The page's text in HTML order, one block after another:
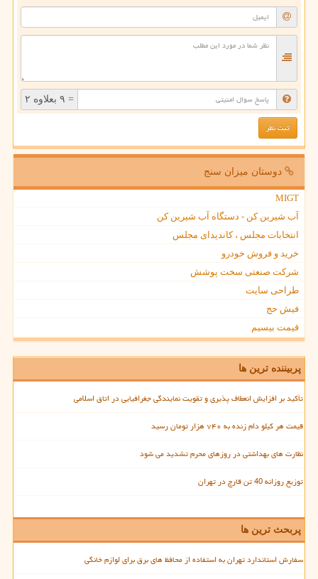
= ۹ بعلاوه ۲
دوستان میزان سنج
MIGT
آب شیرین کن - دستگاه آب شیرین کن
انتخابات مجلس ، کاندیدای مجلس
خرید و فروش خودرو
شرکت صنعتی سخت پوشش
طراحی سایت
فیش حج
قیمت بیسیم
پربیننده ترین ها
تأکید بر افزایش انعطاف پذیری و تقویت نمایندگی جغرافیایی در اتاق اسلامی
قیمت هر کیلو دام زنده به ۷۴۰ هزار تومان رسید
نظارت های بهداشتی در روزهای محرم تشدید می شود
توزیع روزانه 40 تن قارچ در تهران
پربحث ترین ها
سفارش استاندارد تهران به استفاده از محافظ های برق برای لوازم خانگی